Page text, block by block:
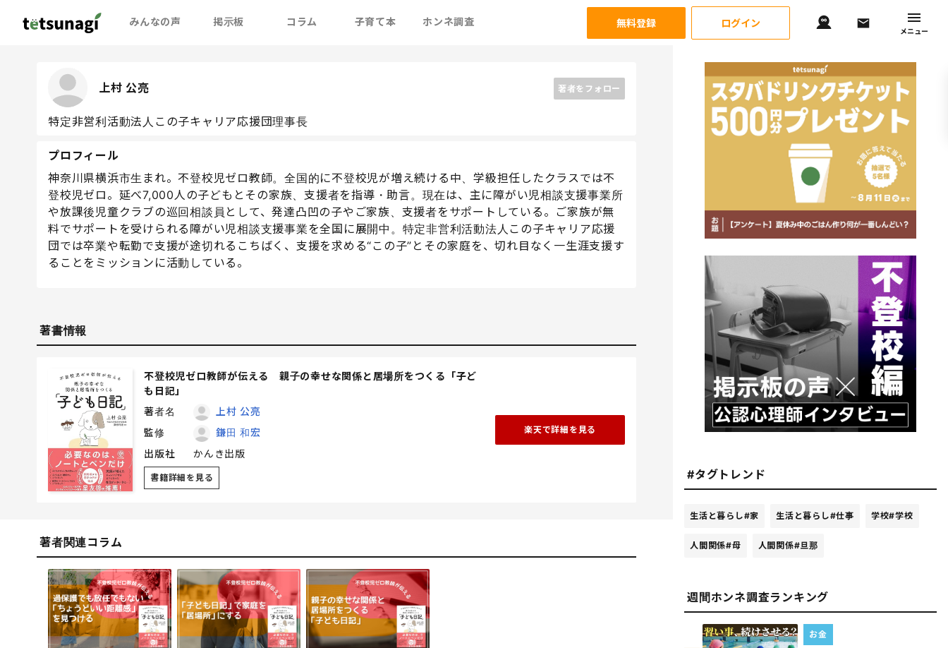
みんなの声 掲示板 コラム 子育て本 ホンネ調査 無料登録 ログイン
メニュー
上村 公亮 著者をフォロー
特定非営利活動法人この子キャリア応援団理事長
プロフィール
神奈川県横浜市生まれ。不登校児ゼロ教師。全国的に不登校児が増え続ける中、学級担任したクラスでは不
登校児ゼロ。延べ7,000人の子どもとその家族、支援者を指導・助言。現在は、主に障がい児相談支援事業所
や放課後児童クラブの巡回相談員として、発達凸凹の子やご家族、支援者をサポートしている。ご家族が無
料でサポートを受けられる障がい児相談支援事業を全国に展開中。特定非営利活動法人この子キャリア応援
団では卒業や転勤で支援が途切れるこちばく、支援を求める“この子”とその家庭を、切れ目なく一生涯支援す
ることをミッションに活動している。
著書情報
不登校児ゼロ教師が伝える 親子の幸せな関係と居場所をつくる「子ど
も日記」
著者名
上村 公亮
監修
鎌田 和宏
出版社
かんき出版
書籍詳細を見る
楽天で詳細を見る
著者関連コラム
#タグトレンド
生活と暮らし#家 生活と暮らし#仕事 学校#学校
人間関係#母 人間関係#旦那
週間ホンネ調査ランキング
お金